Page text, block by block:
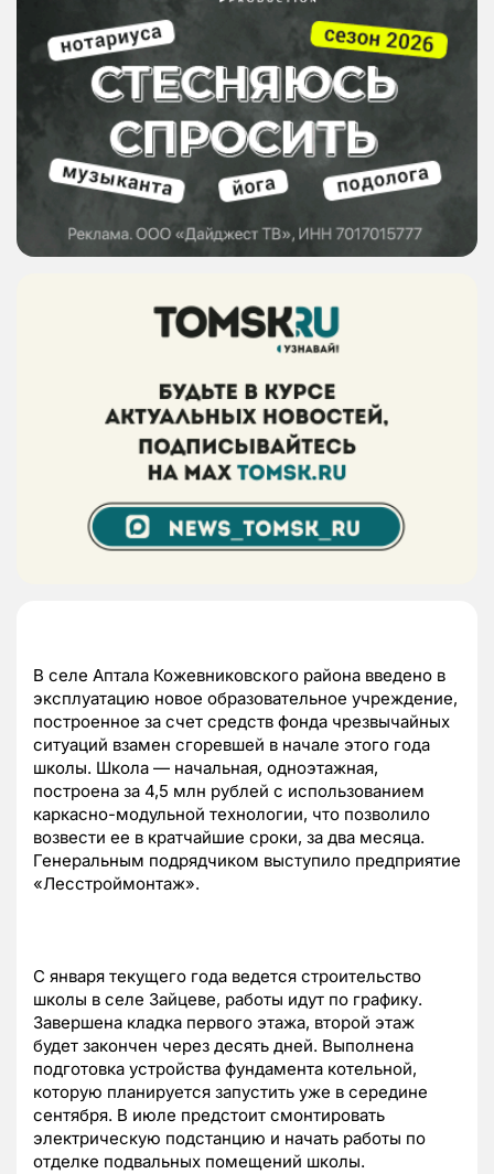
В селе Аптала Кожевниковского района введено в
эксплуатацию новое образовательное учреждение,
построенное за счет средств фонда чрезвычайных
ситуаций взамен сгоревшей в начале этого года
школы. Школа — начальная, одноэтажная,
построена за 4,5 млн рублей с использованием
каркасно-модульной технологии, что позволило
возвести ее в кратчайшие сроки, за два месяца.
Генеральным подрядчиком выступило предприятие
«Лесстроймонтаж».
С января текущего года ведется строительство
школы в селе Зайцеве, работы идут по графику.
Завершена кладка первого этажа, второй этаж
будет закончен через десять дней. Выполнена
подготовка устройства фундамента котельной,
которую планируется запустить уже в середине
сентября. В июле предстоит смонтировать
электрическую подстанцию и начать работы по
отделке подвальных помещений школы.